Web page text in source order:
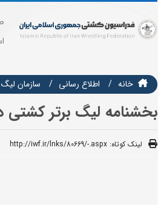
خانه اطلاع رسانی سازمان ليگ
بخشنامه لیگ برتر کشتی در سال
لینک کوتاه: http://iwf.ir/lnks/80669/-.aspx